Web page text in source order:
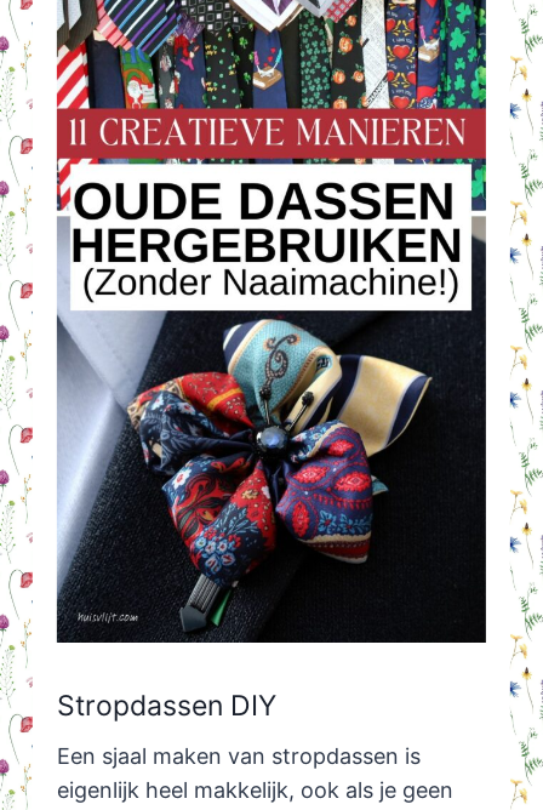
Stropdassen DIY
Een sjaal maken van stropdassen is
eigenlijk heel makkelijk, ook als je geen